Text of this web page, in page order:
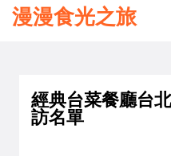
漫漫食光之旅
經典台菜餐廳台
訪名單